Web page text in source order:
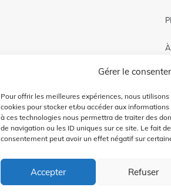
Gérer le
Pour offrir les meilleures expériences, nous
cookies pour stocker et/ou accéder aux
à ces technologies nous permettra de traiter des
de navigation ou les ID uniques sur ce site. Le fait
consentement peut avoir un effet négatif sur
Accepter Refuser